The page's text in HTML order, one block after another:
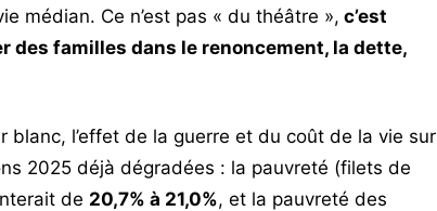
médian. Ce n’est pas « du théâtre », c’est
des familles dans le renoncement, la dette,
blanc, l’effet de la guerre et du coût de la vie sur
2025 déjà dégradées : la pauvreté (filets de
de 20,7% à 21,0%, et la pauvreté des